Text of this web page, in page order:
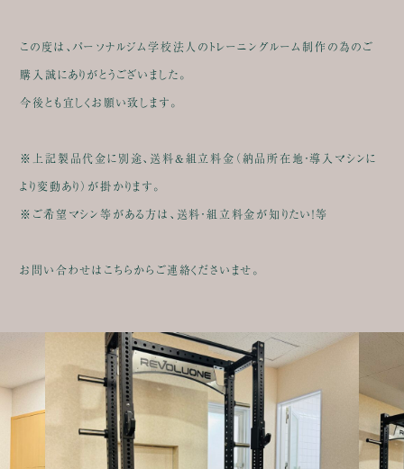
この度は、パーソナルジム学校法人のトレーニングルーム制作の為のご
購入誠にありがとうございました。
今後とも宜しくお願い致します。
※上記製品代金に別途、送料&組立料金（納品所在地・導入マシンに
より変動あり）が掛かります。
※ご希望マシン等がある方は、送料・組立料金が知りたい！等
お問い合わせはこちらからご連絡くださいませ。